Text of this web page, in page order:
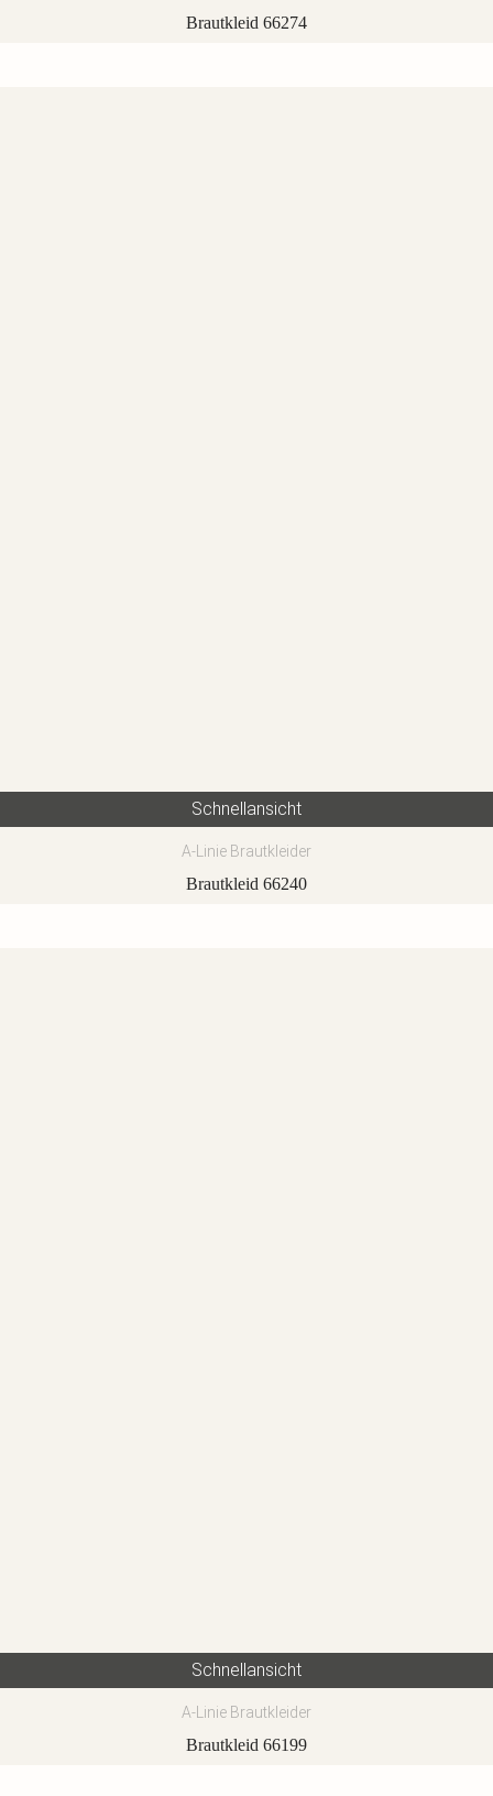
Brautkleid 66274
Schnellansicht
A-Linie Brautkleider
Brautkleid 66240
Schnellansicht
A-Linie Brautkleider
Brautkleid 66199